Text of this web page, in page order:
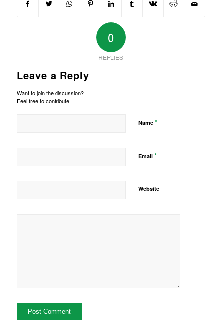
0
REPLIES
Leave a Reply
Want to join the discussion?
Feel free to contribute!
Name *
Email *
Website